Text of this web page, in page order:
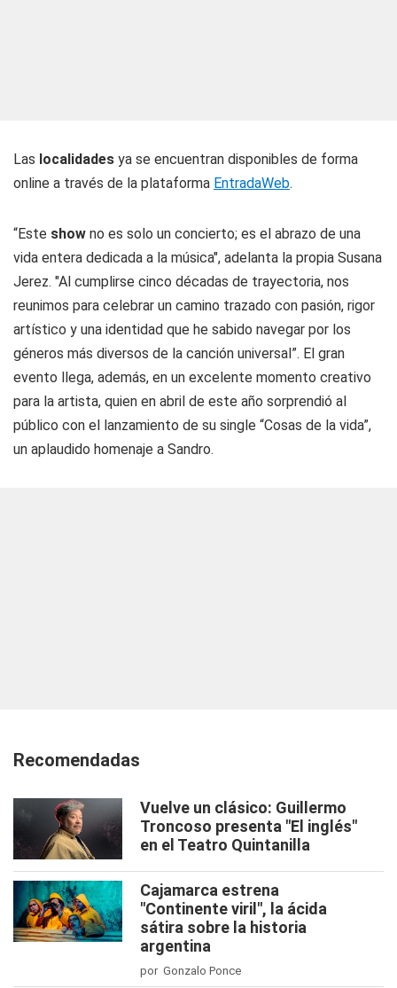
Las localidades ya se encuentran disponibles de forma
online a través de la plataforma EntradaWeb.
“Este show no es solo un concierto; es el abrazo de una
vida entera dedicada a la música", adelanta la propia Susana
Jerez. "Al cumplirse cinco décadas de trayectoria, nos
reunimos para celebrar un camino trazado con pasión, rigor
artístico y una identidad que he sabido navegar por los
géneros más diversos de la canción universal”. El gran
evento llega, además, en un excelente momento creativo
para la artista, quien en abril de este año sorprendió al
público con el lanzamiento de su single “Cosas de la vida”,
un aplaudido homenaje a Sandro.
Recomendadas
Vuelve un clásico: Guillermo
Troncoso presenta "El inglés"
en el Teatro Quintanilla
Cajamarca estrena
"Continente viril", la ácida
sátira sobre la historia
argentina
por Gonzalo Ponce